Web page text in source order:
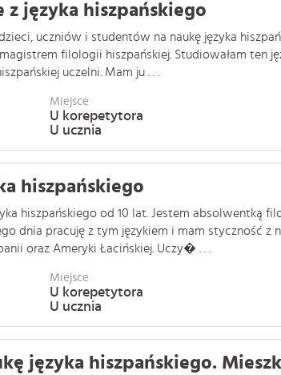
z języka hiszpańskiego
uczniów i studentów na naukę języka
filologii hiszpańskiej. Studiowałam ten
uczelni. Mam ju . . .
Miejsce
U korepetytora
U ucznia
hiszpańskiego
hiszpańskiego od 10 lat. Jestem absolwentką
dnia pracuję z tym językiem i mam styczność z
oraz Ameryki Łacińskiej. Uczy� . . .
Miejsce
U korepetytora
U ucznia
języka hiszpańskiego.